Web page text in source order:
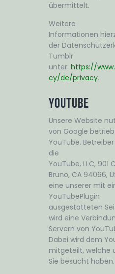
übermittelt.
Weitere
Informationen
der
Tumblr
unter: https://
cy/de/privacy.
YouTube
Unsere Website
von Google
YouTube.
die
YouTube, LLC, 901
Bruno, CA 94066,
eine unserer mit
YouTubePlugin
ausgestatteten
wird eine
Servern von
Dabei wird dem
mitgeteilt, welche
Sie besucht haben.